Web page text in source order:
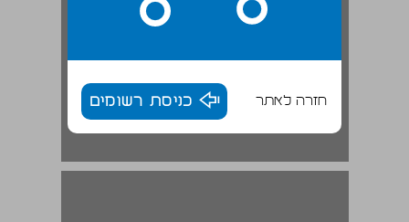
חזרה לאתר כניסת רשומים